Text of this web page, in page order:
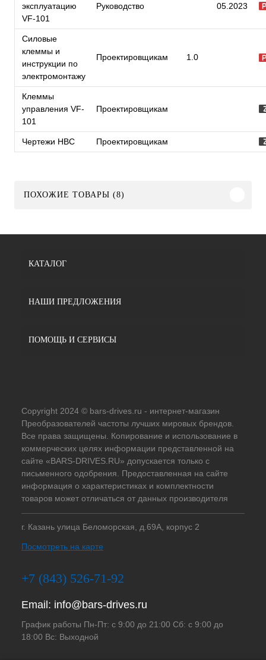
эксплуатацию
VF-101
Руководство 05.2023
Силовые
клеммы и
инструкции по
электромонтажу
Проектировщикам 1.0
Клеммы
управления VF-
101
Проектировщикам
Чертежи HBC Проектировщикам
ПОХОЖИЕ ТОВАРЫ (8)
КАТАЛОГ
НАШИ ПРЕДЛОЖЕНИЯ
ПОМОЩЬ И СЕРВИСЫ
Copyright 2024 © bars-drives.ru - интернет-магазин
Преобразователей частоты лучших мировых брендов.
Все права защищены. Копирование и использование в
коммерческих целях информации представленной на
сайте «BARS-DRIVES.RU» допускается только с
письменного одобрения. Предоставленная на сайте
информация о характеристиках и комплектности
товаров может отличаться от данных производителя
г. Казань улица Беломорская, д.69А, корпус 2
Посмотреть на карте
+7 (843) 526-71-92
Email: info@bars-drives.ru
График работы Пн-Пт: с 9:00 до 21:00 Сб: с 9:00 до
18:00 Вс: Выходной